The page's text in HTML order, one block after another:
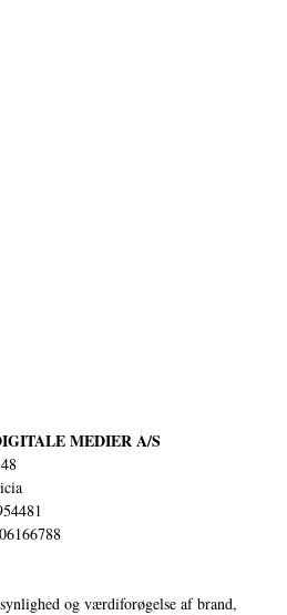
MEDIER A/S
og værdiforøgelse af brand,